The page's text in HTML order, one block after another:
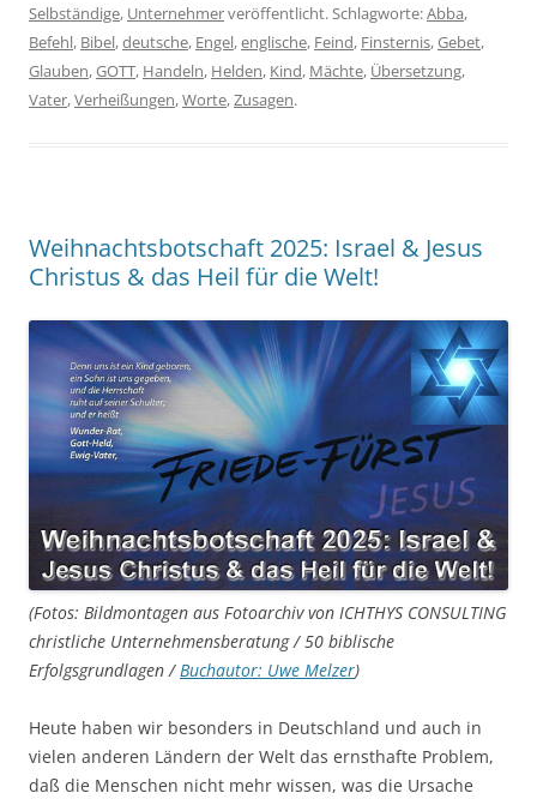
Selbständige, Unternehmerveröffentlicht. Schlagworte:Abba,
Befehl, Bibel,deutsche, Engel,englische, Feind, Finsternis,Gebet,
Glauben,GOTT, Handeln, Helden, Kind, Mächte, Übersetzung,
Vater,Verheißungen,Worte,Zusagen.
Weihnachtsbotschaft 2025: Israel & Jesus
Christus & das Heil für die Welt!
(Fotos: Bildmontagen aus Fotoarchiv von ICHTHYS CONSULTING
christliche Unternehmensberatung / 50 biblische
Erfolgsgrundlagen /Buchautor: Uwe Melzer)
Heute haben wir besonders in Deutschland und auch in
vielen anderen Ländern der Welt das ernsthafte Problem,
daß die Menschen nicht mehr wissen, was die Ursache